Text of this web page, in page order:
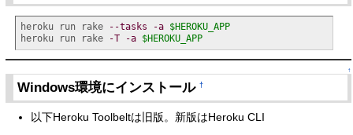
heroku run rake --tasks -a $HEROKU_APP
heroku run rake
-T -a $HEROKU_APP
↑
Windows環境にインストール†
以下Heroku Toolbeltは旧版。新版はHeroku CLI